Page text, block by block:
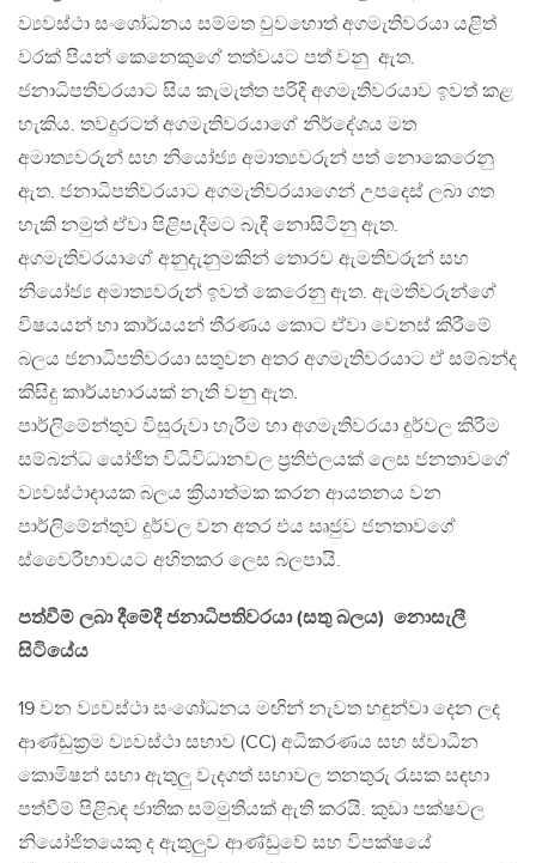
ව්‍යවස්ථා සංශෝධනය සම්මත වුවහොත් අගමැතිවරයා යළිත්
වරක් පියන් කෙනෙකුගේ තත්වයට පත් වනු ඇත.
ජනාධිපතිවරයාට සිය කැමැත්ත පරිදි අගමැතිවරයාව ඉවත් කළ
හැකිය. තවදුරටත් අගමැතිවරයාගේ නිර්දේශය මත
අමාත්‍යවරුන් සහ නියෝජ්‍ය අමාත්‍යවරුන් පත් නොකෙරෙනු
ඇත. ජනාධිපතිවරයාට අගමැතිවරයාගෙන් උපදෙස් ලබා ගත
හැකි නමුත් ඒවා පිළිපැදීමට බැඳී නොසිටිනු ඇත.
අගමැතිවරයාගේ අනුදැනුමකින් තොරව ඇමතිවරුන් සහ
නියෝජ්‍ය අමාත්‍යවරුන් ඉවත් කෙරෙනු ඇත. ඇමතිවරුන්ගේ
විෂයයන් හා කාර්යයන් තීරණය කොට ඒවා වෙනස් කිරීමේ
බලය ජනාධිපතිවරයා සතුවන අතර අගමැතිවරයාට ඒ සම්බන්ද
කිසිදු කාර්යභාරයක් නැති වනු ඇත.
පාර්ලිමේන්තුව විසුරුවා හැරීම හා අගමැතිවරයා දුර්වල කිරීම
සම්බන්ධ යෝජිත විධිවිධානවල ප්‍රතිඵලයක් ලෙස ජනතාවගේ
ව්‍යවස්ථාදායක බලය ක්‍රියාත්මක කරන ආයතනය වන
පාර්ලිමේන්තුව දුර්වල වන අතර එය සෘජුව ජනතාවගේ
ස්වෛරීභාවයට අහිතකර ලෙස බලපායි.
පත්වීම් ලබා දීමේදී ජනාධිපතිවරයා (සතු බලය) නොසැලී
සිටියේය
19 වන ව්‍යවස්ථා සංශෝධනය මඟින් නැවත හඳුන්වා දෙන ලද
ආණ්ඩුක්‍රම ව්‍යවස්ථා සභාව (CC) අධිකරණය සහ ස්වාධීන
කොමිෂන් සභා ඇතුලු වැදගත් සභාවල තනතුරු රැසක සඳහා
පත්වීම් පිළිබඳ ජාතික සම්මුතියක් ඇති කරයි. කුඩා පක්ෂවල
නියෝජිතයෙකු ද ඇතුලුව ආණ්ඩුවේ සහ විපක්ෂයේ